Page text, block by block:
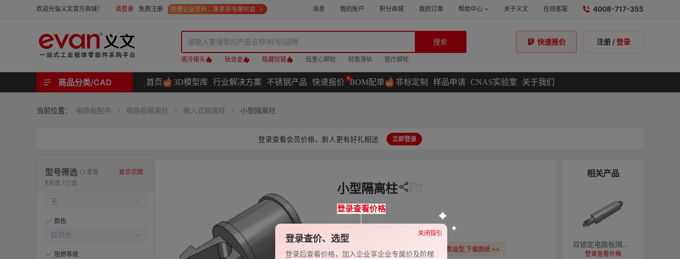
欢迎光临义文官方商城！ 请登录 免费注册 消息 我的账户 积分商城 我的订单 帮助中心 关于义文 在线客服 4008-717-355
搜索
液冷接头 钛合金 隐藏铰链 低重心脚轮 轻载滑轨 医疗脚轮
快速报价 注册 / 登录
商品分类/CAD 首页 3D模型库 行业解决方案 不锈钢产品 快速报价 BOM配单 非标定制 样品申请 CNAS实验室 关于我们
当前位置： 电路板配件 电路板隔离柱 推入式隔离柱 小型隔离柱
登录查看会员价格，新人更有好礼相送 立即登录
小型隔离柱
登录查看价格
型号: 请左侧筛选型号/下滑参数选型,下载图纸 >>
型号筛选 重置
显示示图
1 未选 7已选
表面处理
颜色
阻燃等级
相关产品
双锁定电路板隔离柱
登录查看价格
登录查价、选型
登录后查看价格，加入企业享企业专属价及阶梯
关闭指引